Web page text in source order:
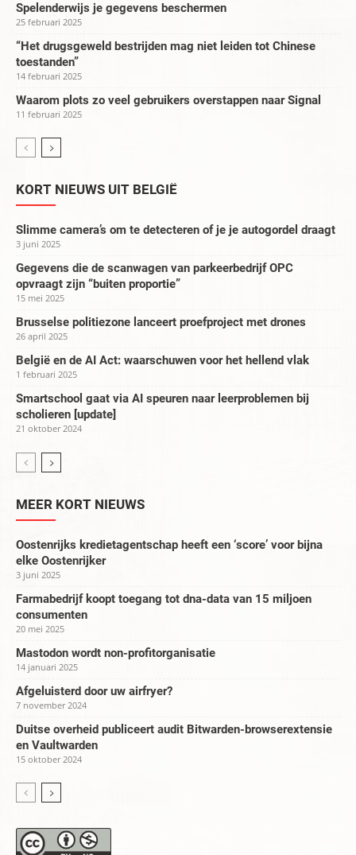
Spelenderwijs je gegevens beschermen
25 februari 2025
“Het drugsgeweld bestrijden mag niet leiden tot Chinese
toestanden”
14 februari 2025
Waarom plots zo veel gebruikers overstappen naar Signal
11 februari 2025
KORT NIEUWS UIT BELGIË
Slimme camera’s om te detecteren of je je autogordel draagt
3 juni 2025
Gegevens die de scanwagen van parkeerbedrijf OPC
opvraagt zijn “buiten proportie”
15 mei 2025
Brusselse politiezone lanceert proefproject met drones
26 april 2025
België en de AI Act: waarschuwen voor het hellend vlak
1 februari 2025
Smartschool gaat via AI speuren naar leerproblemen bij
scholieren [update]
21 oktober 2024
MEER KORT NIEUWS
Oostenrijks kredietagentschap heeft een ‘score’ voor bijna
elke Oostenrijker
3 juni 2025
Farmabedrijf koopt toegang tot dna-data van 15 miljoen
consumenten
20 mei 2025
Mastodon wordt non-profitorganisatie
14 januari 2025
Afgeluisterd door uw airfryer?
7 november 2024
Duitse overheid publiceert audit Bitwarden-browserextensie
en Vaultwarden
15 oktober 2024